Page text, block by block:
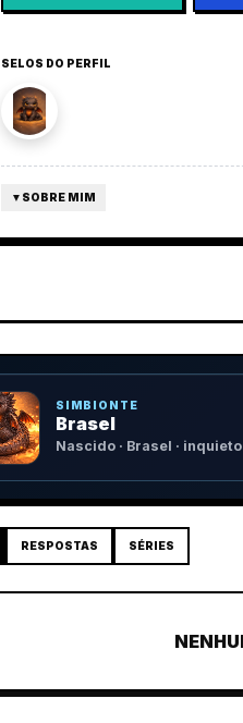
SELOS DO PERFIL
▼ SOBRE MIM
SIMBIONTE
Brasel
Nascido · Brasel · inquieto
RESPOSTAS SÉRIES